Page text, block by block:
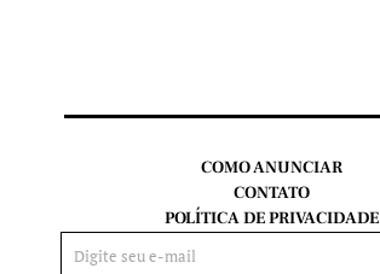
COMO ANUNCIAR
CONTATO
POLÍTICA DE PRIVACIDADE